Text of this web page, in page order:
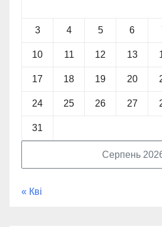
Серпень
3 4 5 6
10 11 12 13
17 18 19 20
24 25 26 27
31
« Кві